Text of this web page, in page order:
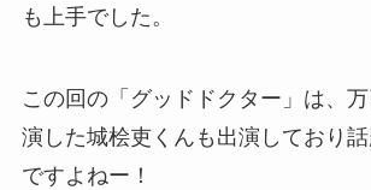
も上手でした。
この回の「グッドドクター」は、
演した城桧吏くんも出演しており
ですよねー！